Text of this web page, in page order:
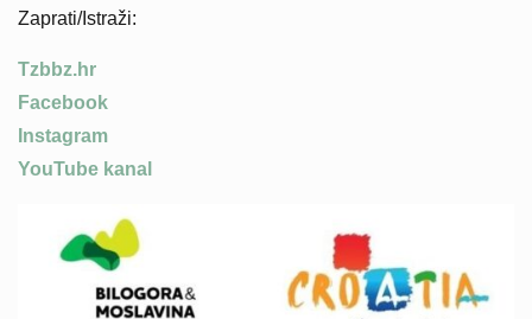
Zaprati/Istraži:
Tzbbz.hr
Facebook
Instagram
YouTube kanal